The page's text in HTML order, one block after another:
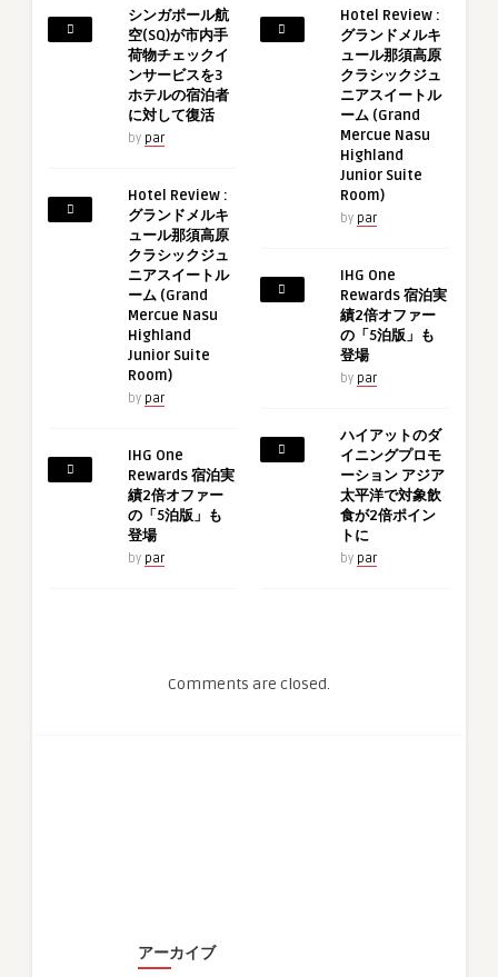
シンガポール航
空(SQ)が市内手
荷物チェックイ
ンサービスを3
ホテルの宿泊者
に対して復活
by par
Hotel Review :
グランドメルキ
ュール那須高原
クラシックジュ
ニアスイートル
ーム (Grand
Mercue Nasu
Highland
Junior Suite
Room)
by par
IHG One
Rewards 宿泊実
績2倍オファー
の「5泊版」も
登場
by par
Hotel Review :
グランドメルキ
ュール那須高原
クラシックジュ
ニアスイートル
ーム (Grand
Mercue Nasu
Highland
Junior Suite
Room)
by par
IHG One
Rewards 宿泊実
績2倍オファー
の「5泊版」も
登場
by par
ハイアットのダ
イニングプロモ
ーション アジア
太平洋で対象飲
食が2倍ポイン
トに
by par
Comments are closed.
アーカイブ